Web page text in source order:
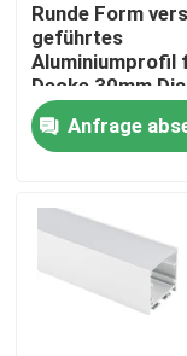
Produkte
Runde Form
geführtes
Aluminiumprofil
Decke 30mm Dia
Pendant Lighting
Anfrage